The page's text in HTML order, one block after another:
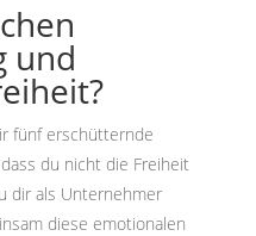
und
fünf erschütternde
du nicht die Freiheit
dir als Unternehmer
diese emotionalen